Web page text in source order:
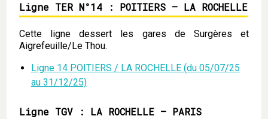
Ligne TER N°14 : POITIERS – LA ROCHELLE
Cette ligne dessert les gares de Surgères et
Aigrefeuille/Le Thou.
Ligne 14 POITIERS / LA ROCHELLE (du 05/07/25
au 31/12/25)
Ligne TGV : LA ROCHELLE – PARIS